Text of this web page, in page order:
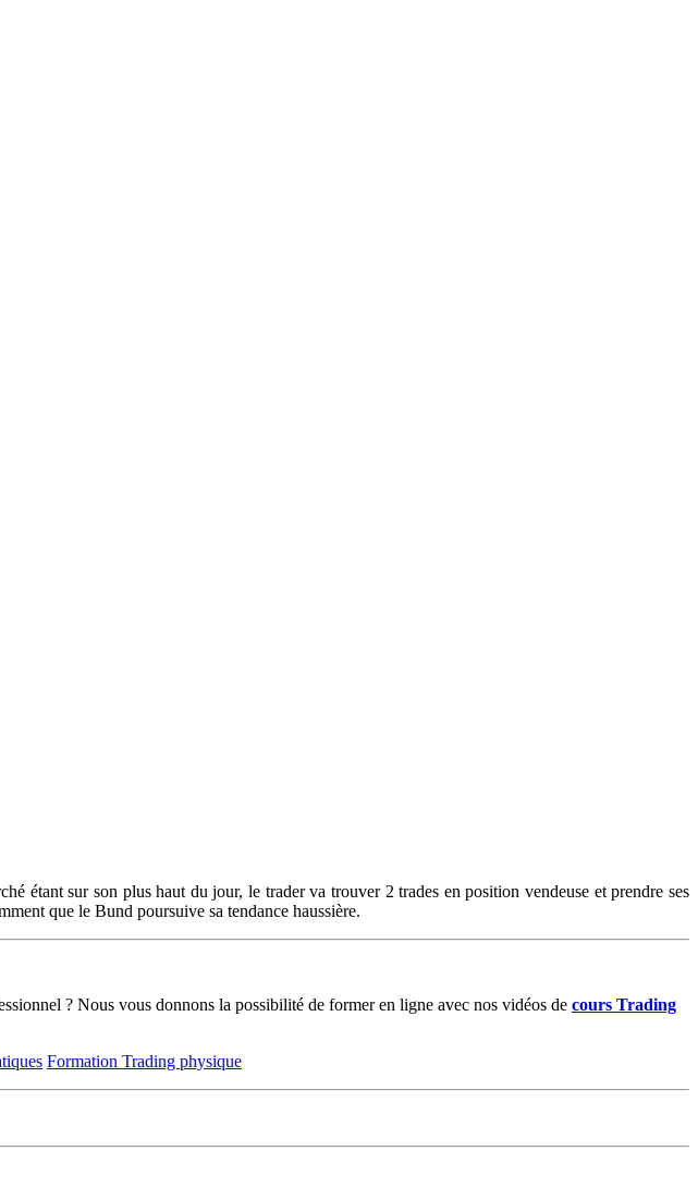
étant sur son plus haut du jour, le trader va trouver 2 trades en position vendeuse et prendre ses
que le Bund poursuive sa tendance haussière.
? Nous vous donnons la possibilité de former en ligne avec nos vidéos de cours Trading
Formation Trading physique